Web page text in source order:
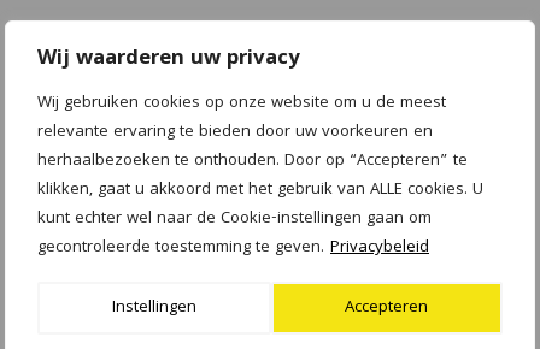
Wij waarderen uw privacy
Wij gebruiken cookies op onze website om u de meest
relevante ervaring te bieden door uw voorkeuren en
herhaalbezoeken te onthouden. Door op “Accepteren” te
klikken, gaat u akkoord met het gebruik van ALLE cookies. U
kunt echter wel naar de Cookie-instellingen gaan om
gecontroleerde toestemming te geven. Privacybeleid
Instellingen Accepteren
Bescherming van uw kind bij stoeien en vallen
De foam speelmat voorkomt schaaf- en brandwonden
Bescherming van de onderliggende vloer
Geluiddempend en schokabsorberend
Zacht en comfortabel voor uw kind
Geschikt voor BSO, kinderdagverblijf of thuis
KINDERSPEELVLOER BINNEN NO-TIME
GEPLAATST